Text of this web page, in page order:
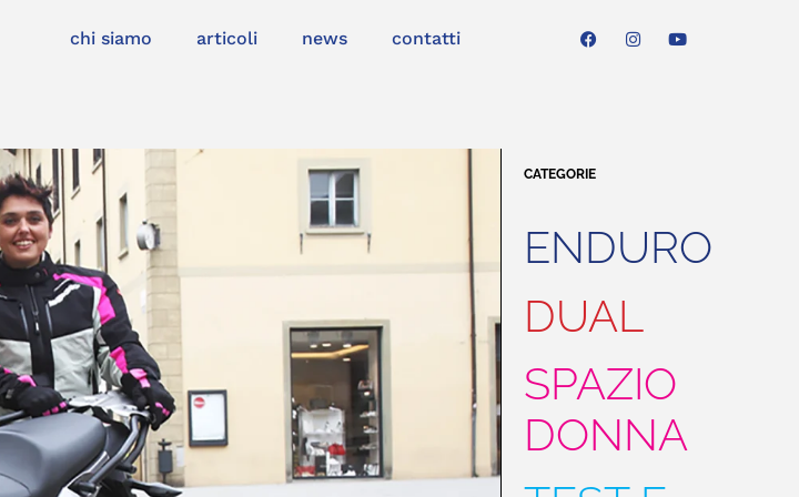
chi siamo articoli news contatti
CATEGORIE
ENDURO
DUAL
SPAZIO
DONNA